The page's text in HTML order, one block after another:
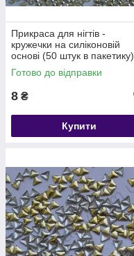
Прикраса для нігтів -
кружечки на силіконовій
основі (50 штук в пакетику)
Колір: срібло
Готово до відправки
8 ₴
Купити